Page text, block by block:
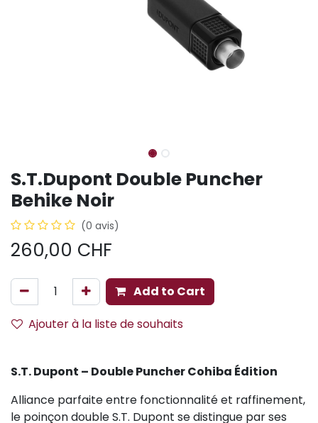
S.T.Dupont Double Puncher
Behike Noir
(0 avis)
260,00 CHF
Add to Cart
Ajouter à la liste de souhaits
S.T. Dupont – Double Puncher Cohiba Édition
Alliance parfaite entre fonctionnalité et raffinement,
le poinçon double S.T. Dupont se distingue par ses